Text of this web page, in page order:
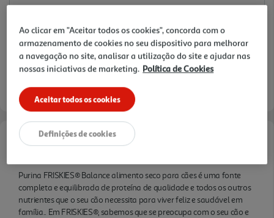
Disponibilidade na loja: Auchan Amadora
Entrega estimada entre06/08/2026 e 07/08/2026
Informações de Marketing
Purina FRISKIES® Balance alimento seco para cães é uma fonte
completa e equilibrada de proteína de qualidade e todos os outros
nutrientes que o seu cão necessita para viver feliz e saudável em
família.. Em FRISKIES®, sabemos que se preocupa com o seu cão e
Ao clicar em "Aceitar todos os cookies", concorda com o
armazenamento de cookies no seu dispositivo para melhorar
a navegação no site, analisar a utilização do site e ajudar nas
nossas iniciativas de marketing. Política de Cookies
Aceitar todos os cookies
Definições de cookies